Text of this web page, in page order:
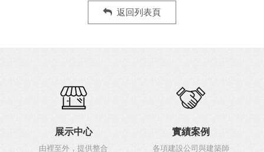
返回列表頁
展示中心
由裡至外，提供整合
實績案例
各項建設公司與建築師